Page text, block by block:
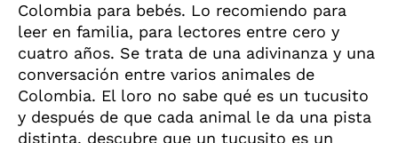
Colombia para bebés. Lo recomiendo para
leer en familia, para lectores entre cero y
cuatro años. Se trata de una adivinanza y una
conversación entre varios animales de
Colombia. El loro no sabe qué es un tucusito
y después de que cada animal le da una pista
distinta, descubre que un tucusito es un